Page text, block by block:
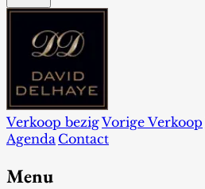
Verkoop bezigVorige Verkoop
Agenda Contact
Menu